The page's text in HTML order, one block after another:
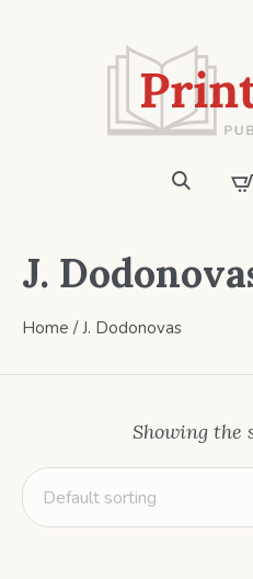
J.
Home / J. Dodonovas
Showing the